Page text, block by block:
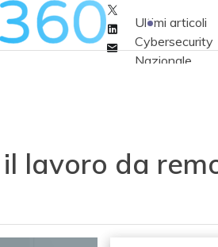
Linkedin
Email
Ultimi articoli
Cybersecurity
Nazionale
Soluzioni
lavoro da